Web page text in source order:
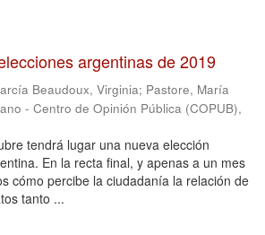
argentinas de 2019
Beaudoux, Virginia; Pastore, María
- Centro de Opinión Pública (COPUB),
tendrá lugar una nueva elección
En la recta final, y apenas a un mes
cómo percibe la ciudadanía la relación de
tanto ...